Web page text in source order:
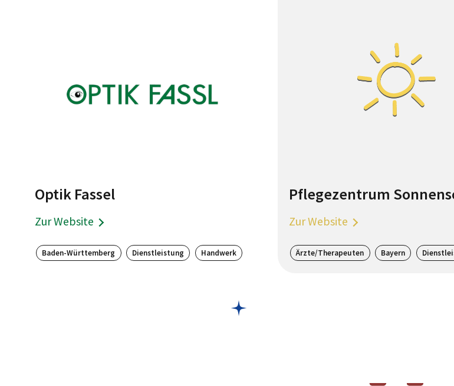
Optik Fassel
Zur Website
Baden-Württemberg Dienstleistung Handwerk
Pflegezentrum
Zur Website
Ärzte/Therapeuten Bayern